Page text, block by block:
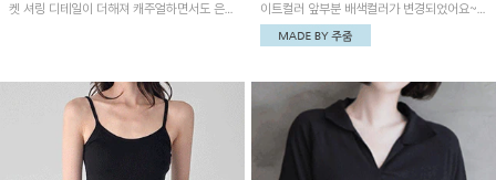
켓 셔링 디테일이 더해져 캐주얼하면서도 은은
아이템으로 활용하기 좋아요~
이트컬러 앞부분 배색컬러가 변경되었어요~
중앙 린넨배색으로 유니크하면서 페이즐리 패
턴으로 감각적인 분위기를 연출이 가능한 티셔